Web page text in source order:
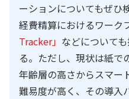
ーションについてもぜひ
経費精算におけるワーク
Tracker」 などについて
る。ただし、現状は紙で
年齢層の高さからスマー
難易度が高く、その導入